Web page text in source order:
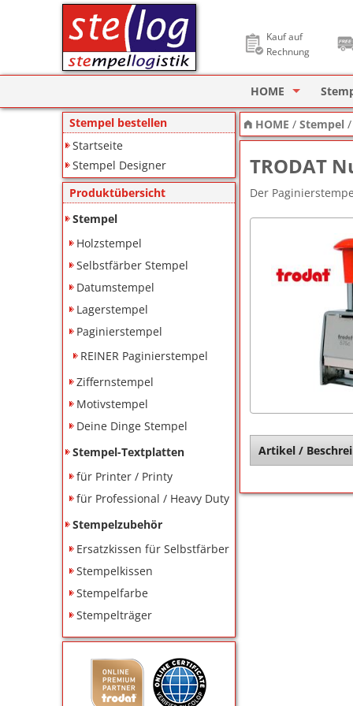
Kauf auf
Rechnung
HOME
Stempel Designer
Stempel bestellen
Startseite
Stempel Designer
Produktübersicht
Stempel
Holzstempel
Selbstfärber Stempel
Datumstempel
Lagerstempel
Paginierstempel
REINER Paginierstempel
Ziffernstempel
Motivstempel
Deine Dinge Stempel
Stempel-Textplatten
für Printer / Printy
für Professional / Heavy Duty
Stempelzubehör
Ersatzkissen für Selbstfärber
Stempelkissen
Stempelfarbe
Stempelträger
HOME /Stempel /
TRODAT
Der
Artikel /